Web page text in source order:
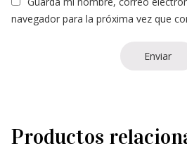
navegador para la próxima vez que
Productos